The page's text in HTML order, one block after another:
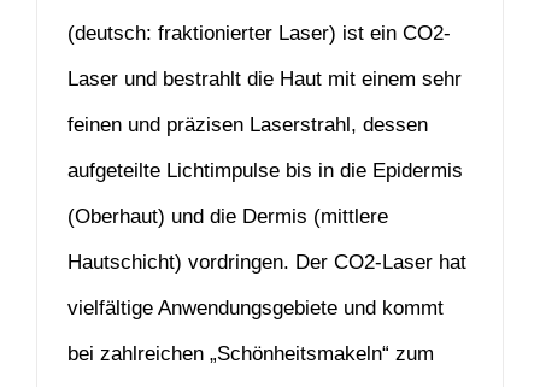
(deutsch: fraktionierter Laser) ist ein CO2-
Laser und bestrahlt die Haut mit einem sehr
feinen und präzisen Laserstrahl, dessen
aufgeteilte Lichtimpulse bis in die Epidermis
(Oberhaut) und die Dermis (mittlere
Hautschicht) vordringen. Der CO2-Laser hat
vielfältige Anwendungsgebiete und kommt
bei zahlreichen „Schönheitsmakeln“ zum